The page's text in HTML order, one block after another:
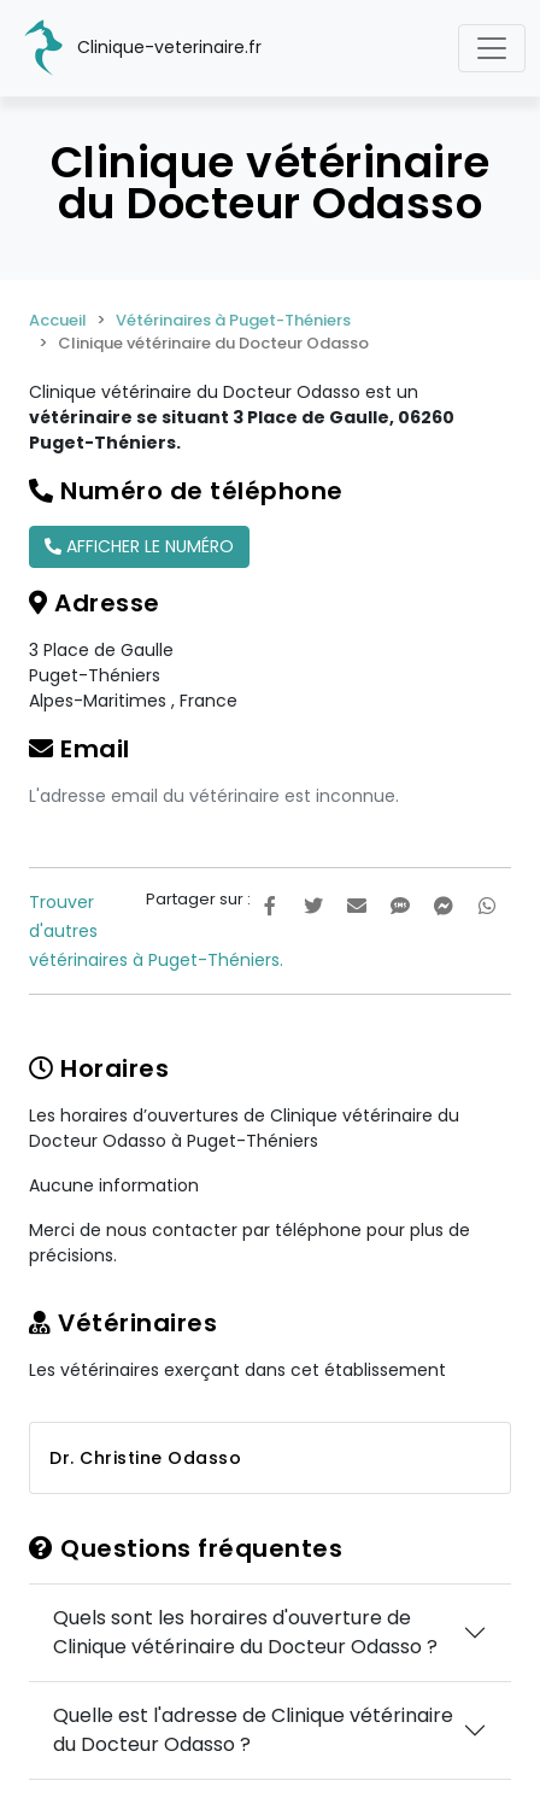
Clinique-veterinaire.fr
Clinique vétérinaire
du Docteur Odasso
Accueil
Vétérinaires à Puget-Théniers
Clinique vétérinaire du Docteur Odasso
Clinique vétérinaire du Docteur Odasso est un
vétérinaire se situant 3 Place de Gaulle, 06260
Puget-Théniers.
Numéro de téléphone
AFFICHER LE NUMÉRO
Adresse
3 Place de Gaulle
Puget-Théniers
Alpes-Maritimes , France
Email
L'adresse email du vétérinaire est inconnue.
Partager sur :
Trouver
d'autres
vétérinaires à Puget-Théniers.
Horaires
Les horaires d’ouvertures de Clinique vétérinaire du
Docteur Odasso à Puget-Théniers
Aucune information
Merci de nous contacter par téléphone pour plus de
précisions.
Vétérinaires
Les vétérinaires exerçant dans cet établissement
Dr. Christine Odasso
Questions fréquentes
Quels sont les horaires d'ouverture de
Clinique vétérinaire du Docteur Odasso ?
Quelle est l'adresse de Clinique vétérinaire
du Docteur Odasso ?